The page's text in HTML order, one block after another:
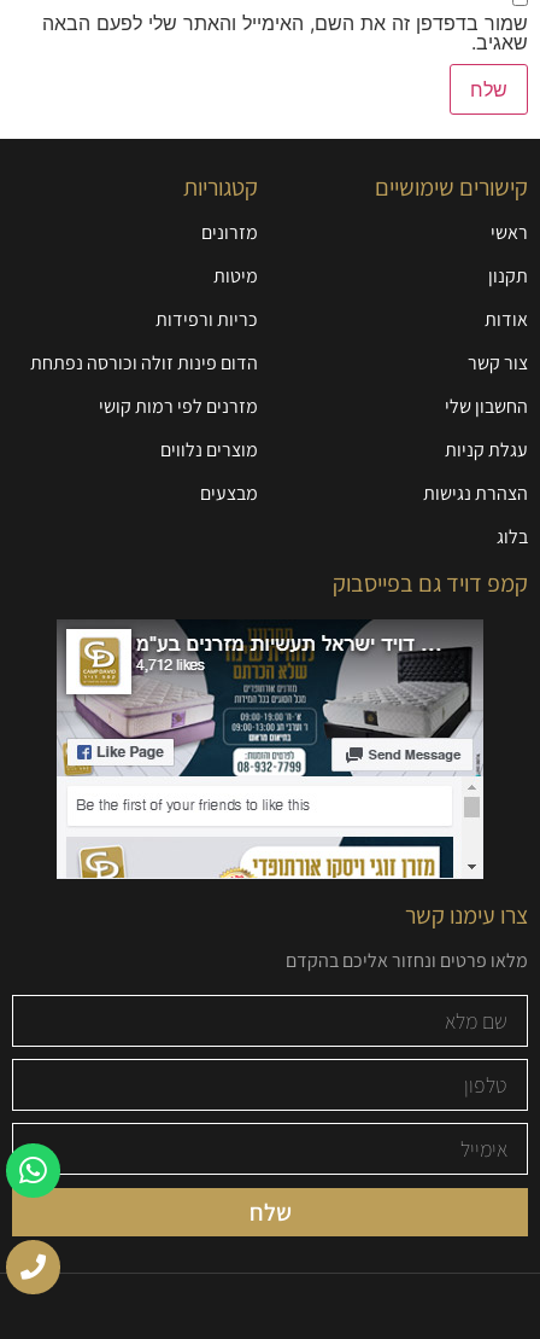
שמור בדפדפן זה את השם, האימייל והאתר שלי לפעם הבאה
שאגיב.
קישורים שימושיים
ראשי
תקנון
אודות
צור קשר
החשבון שלי
עגלת קניות
הצהרת נגישות
בלוג
קטגוריות
מזרונים
מיטות
כריות ורפידות
הדום פינות זולה וכורסה נפתחת
מזרנים לפי רמות קושי
מוצרים נלווים
מבצעים
קמפ דויד גם בפייסבוק
צרו עימנו קשר
מלאו פרטים ונחזור אליכם בהקדם
שלח